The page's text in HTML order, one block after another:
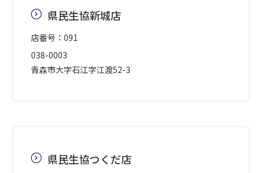
県民生協新城店
店番号：091
038-0003
青森市大字石江字江渡52-3
県民生協つくだ店